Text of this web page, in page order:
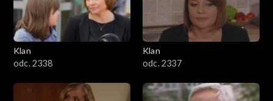
Klan
odc. 2338
Klan
odc. 2337